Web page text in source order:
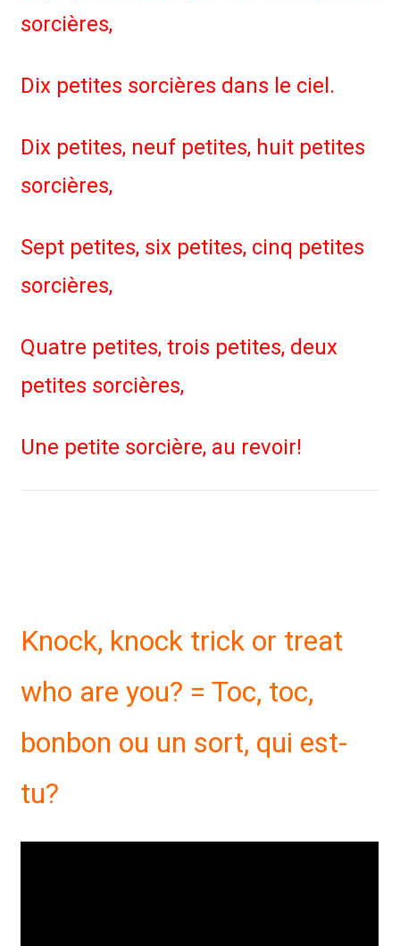
sorcières,
Dix petites sorcières dans le ciel.
Dix petites, neuf petites, huit petites
sorcières,
Sept petites, six petites, cinq petites
sorcières,
Quatre petites, trois petites, deux
petites sorcières,
Une petite sorcière, au revoir!
Knock, knock trick or treat
who are you? = Toc, toc,
bonbon ou un sort, qui est-
tu?